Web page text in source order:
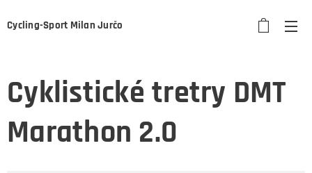
Cycling-Sport Milan Jurčo
Cyklistické tretry DMT
Marathon 2.0